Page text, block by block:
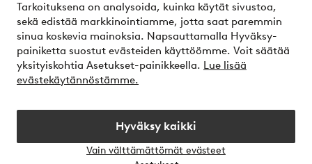
Tarkoituksena on analysoida, kuinka käytät sivustoa,
sekä edistää markkinointiamme, jotta saat paremmin
sinua koskevia mainoksia. Napsauttamalla Hyväksy-
painiketta suostut evästeiden käyttöömme. Voit säätää
yksityiskohtia Asetukset-painikkeella. Lue lisää
evästekäytännöstämme.
Hyväksy kaikki
Vain välttämättömät evästeet
Palvelumme
Ehdot
Ystävät